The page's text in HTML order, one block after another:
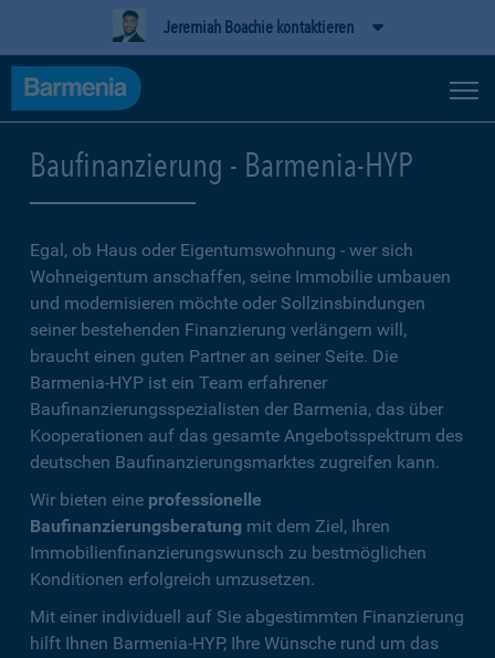
Jeremiah Boachie kontaktieren
Baufinanzierung - Barmenia-HYP
Egal, ob Haus oder Eigentumswohnung - wer sich
Wohneigentum anschaffen, seine Immobilie umbauen
und modernisieren möchte oder Sollzinsbindungen
seiner bestehenden Finanzierung verlängern will,
braucht einen guten Partner an seiner Seite. Die
Barmenia-HYP ist ein Team erfahrener
Baufinanzierungsspezialisten der Barmenia, das über
Kooperationen auf das gesamte Angebotsspektrum des
deutschen Baufinanzierungsmarktes zugreifen kann.
Wir bieten eine professionelle
Baufinanzierungsberatung mit dem Ziel, Ihren
Immobilienfinanzierungswunsch zu bestmöglichen
Konditionen erfolgreich umzusetzen.
Mit einer individuell auf Sie abgestimmten Finanzierung
hilft Ihnen Barmenia-HYP, Ihre Wünsche rund um das